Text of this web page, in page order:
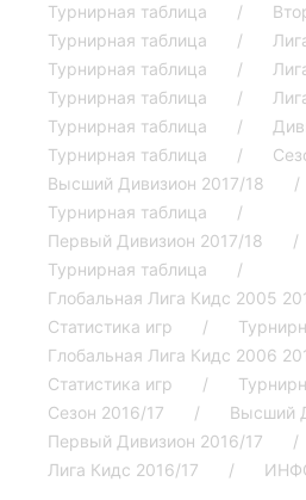
Турнирная таблица
Турнирная таблица
Турнирная таблица
Турнирная таблица
Турнирная таблица
Турнирная таблица
Высший Дивизион 2017/18
Турнирная таблица
Первый Дивизион 2017/18
Турнирная таблица
Глобальная Лига Кидс 2005
Статистика игр
Глобальная Лига Кидс 2006
Статистика игр
Сезон 2016/17
Высший
Первый Дивизион 2016/17
Лига Кидс 2016/17